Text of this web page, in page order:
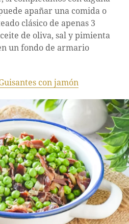
apañar una comida o
clásico de apenas 3
de oliva, sal y pimienta
un fondo de armario
con jamón